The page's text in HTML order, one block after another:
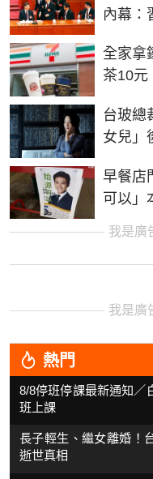
內幕：
全家拿
茶10
台玻總
女兒
早餐店
可以」
我是廣
我是廣
熱門
8/8停班停課最新通知／
班上課
長子輕生、繼女離婚！
逝世真相